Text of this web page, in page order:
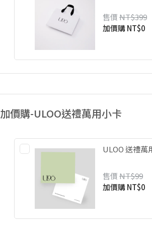
售價NT$399
加價購NT$0
加價購-ULOO送禮萬用小卡
ULOO 送禮萬
售價NT$99
加價購NT$0